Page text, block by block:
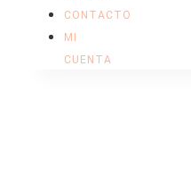
CONTACTO
MI
CUENTA